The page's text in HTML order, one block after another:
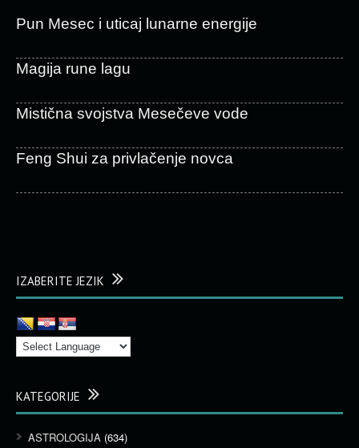
Pun Mesec i uticaj lunarne energije
Magija rune lagu
Mistična svojstva Mesečeve vode
Feng Shui za privlačenje novca
IZABERITE JEZIK
KATEGORIJE
ASTROLOGIJA (634)